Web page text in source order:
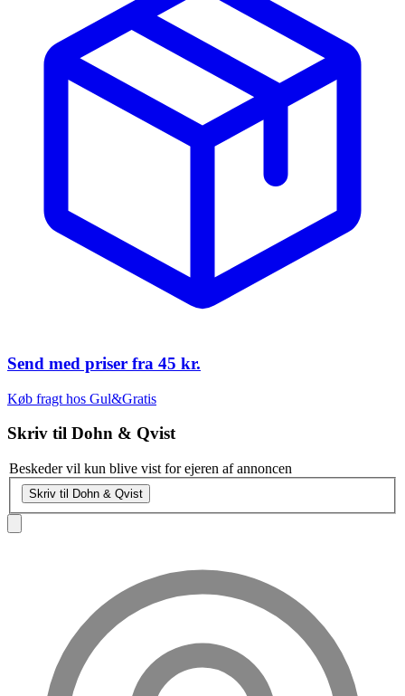
Send med priser fra 45 kr.
Køb fragt hos Gul&Gratis
Skriv til Dohn & Qvist
Beskeder vil kun blive vist for ejeren af annoncen
Skriv til Dohn & Qvist